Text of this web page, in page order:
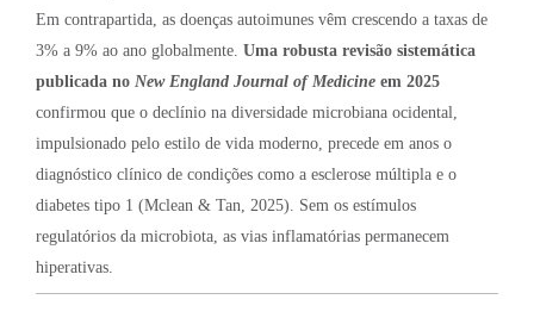
Em contrapartida, as doenças autoimunes vêm crescendo a taxas de
3% a 9% ao ano globalmente. Uma robusta revisão sistemática
publicada no New England Journal of Medicine em 2025
confirmou que o declínio na diversidade microbiana ocidental,
impulsionado pelo estilo de vida moderno, precede em anos o
diagnóstico clínico de condições como a esclerose múltipla e o
diabetes tipo 1 (Mclean & Tan, 2025). Sem os estímulos
regulatórios da microbiota, as vias inflamatórias permanecem
hiperativas.